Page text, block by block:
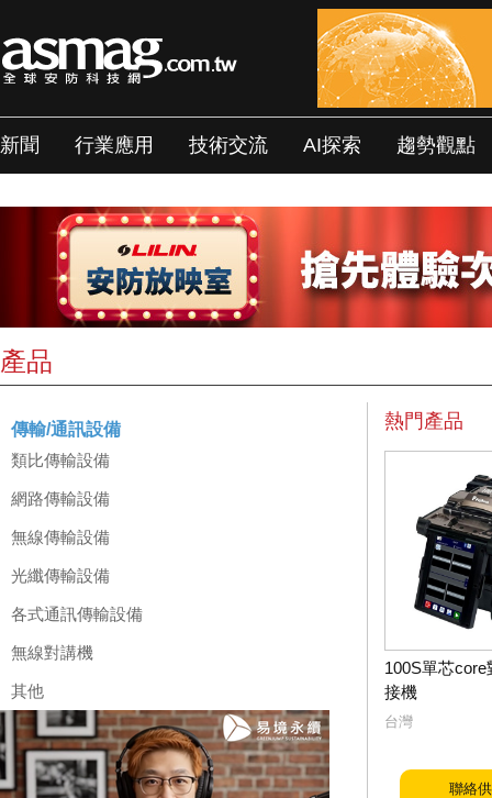
新聞 行業應用 技術交流 AI探索 趨勢觀點
產品
傳輸/通訊設備
類比傳輸設備
網路傳輸設備
無線傳輸設備
光纖傳輸設備
各式通訊傳輸設備
無線對講機
其他
熱門產品
100S單芯
接機
台灣
聯絡